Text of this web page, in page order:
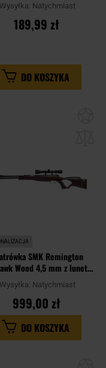
Wysyłka: Natychmiast
189,99 zł
DO KOSZYKA
SMK Remington
Wood 4,5 mm z lunetą
3-9x40
Wysyłka: Natychmiast
999,00 zł
DO KOSZYKA